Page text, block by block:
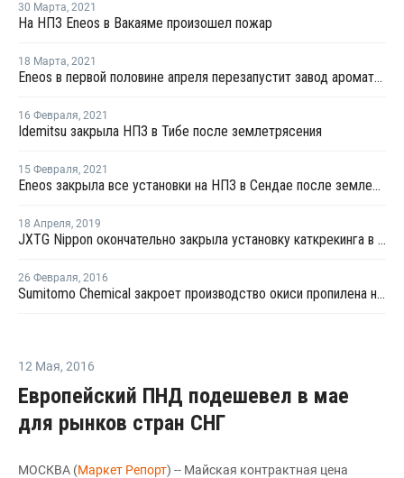
30 Марта, 2021
На НПЗ Eneos в Вакаяме произошел пожар
18 Марта, 2021
Eneos в первой половине апреля перезапустит завод ароматики в Сендае после землетрясения
16 Февраля, 2021
Idemitsu закрыла НПЗ в Тибе после землетрясения
15 Февраля, 2021
Eneos закрыла все установки на НПЗ в Сендае после землетрясения
18 Апреля, 2019
JXTG Nippon окончательно закрыла установку каткрекинга в Муроране
26 Февраля, 2016
Sumitomo Chemical закроет производство окиси пропилена на ремонт в мае
12 Мая, 2016
Европейский ПНД подешевел в мае
для рынков стран СНГ
МОСКВА (Маркет Репорт) -- Майская контрактная цена